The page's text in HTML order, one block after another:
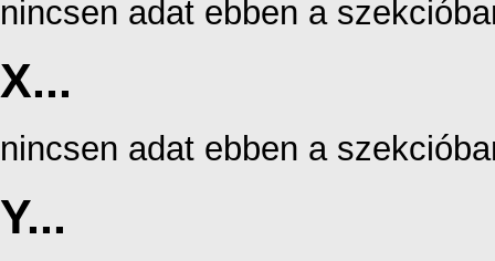
nincsen adat ebben a
X...
nincsen adat ebben a
Y...